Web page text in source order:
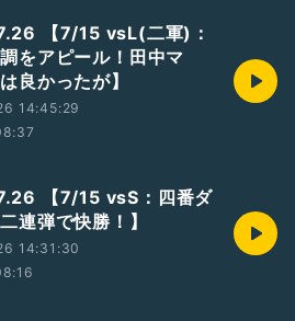
【7/15 vsL(二軍)：
をアピール！田中マ
良かったが】
14:45:29
【7/15 vsS：四番ダ
連弾で快勝！】
14:31:30